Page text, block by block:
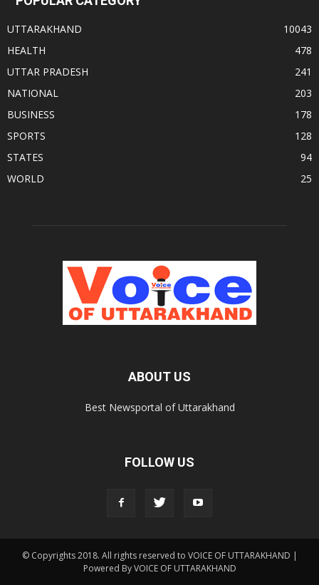
UTTARAKHAND
10043
HEALTH
478
UTTAR PRADESH
241
NATIONAL
203
BUSINESS
178
SPORTS
128
STATES
94
WORLD
25
ABOUT US
Best Newsportal of Uttarakhand
FOLLOW US
© Copyrights 2018. All rights reserved to VOICE OF UTTARAKHAND |
Powered By VOICE OF UTTARAKHAND